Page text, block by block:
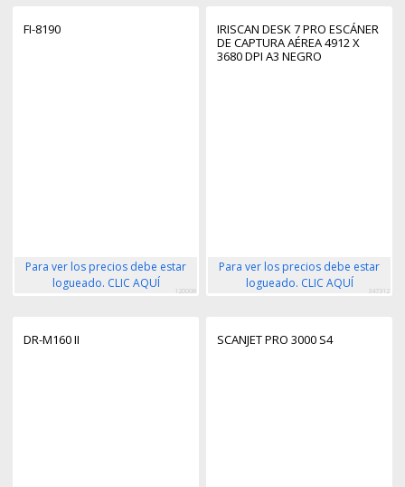
FI-8190
Para ver los precios debe estar
logueado. CLIC AQUÍ
120008
IRISCAN DESK 7 PRO ESCÁNER
DE CAPTURA AÉREA 4912 X
3680 DPI A3 NEGRO
Para ver los precios debe estar
logueado. CLIC AQUÍ
347312
DR-M160 II SCANJET PRO 3000 S4